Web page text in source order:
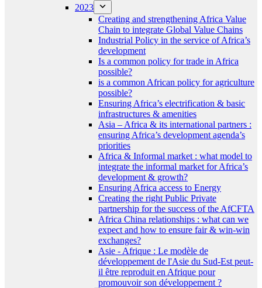
2023
Creating and strengthening Africa Value
Chain to integrate Global Value Chains
Industrial Policy in the service of Africa’s
development
Is a common policy for trade in Africa
possible?
is a common African policy for agriculture
possible?
Ensuring Africa’s electrification & basic
infrastructures & amenities
Asia – Africa & its international partners :
ensuring Africa’s development agenda’s
priorities
Africa & Informal market : what model to
integrate the informal market for Africa’s
development & growth?
Ensuring Africa access to Energy
Creating the right Public Private
partnership for the success of the AfCFTA
Africa China relationships : what can we
expect and how to ensure fair & win-win
exchanges?
Asie - Afrique : Le modèle de
développement de l'Asie du Sud-Est peut-
il être reproduit en Afrique pour
promouvoir son développement ?